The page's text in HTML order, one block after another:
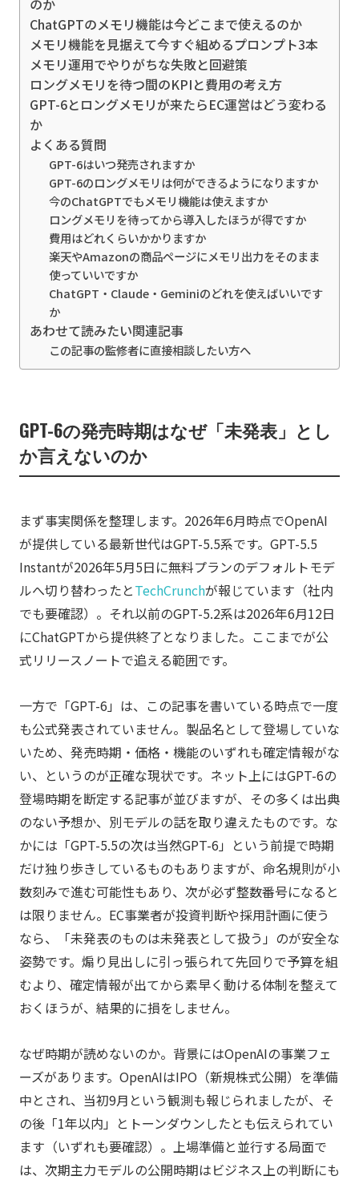
ChatGPTのメモリ機能は今どこまで使えるのか
メモリ機能を見据えて今すぐ組めるプロンプト3本
メモリ運用でやりがちな失敗と回避策
ロングメモリを待つ間のKPIと費用の考え方
GPT-6とロングメモリが来たらEC運営はどう変わる
か
よくある質問
GPT-6はいつ発売されますか
GPT-6のロングメモリは何ができるようになりますか
今のChatGPTでもメモリ機能は使えますか
ロングメモリを待ってから導入したほうが得ですか
費用はどれくらいかかりますか
楽天やAmazonの商品ページにメモリ出力をそのまま
使っていいですか
ChatGPT・Claude・Geminiのどれを使えばいいです
か
あわせて読みたい関連記事
この記事の監修者に直接相談したい方へ
GPT-6の発売時期はなぜ「未発表」とし
か言えないのか
まず事実関係を整理します。2026年6月時点でOpenAI
が提供している最新世代はGPT-5.5系です。GPT-5.5
Instantが2026年5月5日に無料プランのデフォルトモデ
ルへ切り替わったとTechCrunchが報じています（社内
でも要確認）。それ以前のGPT-5.2系は2026年6月12日
にChatGPTから提供終了となりました。ここまでが公
式リリースノートで追える範囲です。
一方で「GPT-6」は、この記事を書いている時点で一度
も公式発表されていません。製品名として登場していな
いため、発売時期・価格・機能のいずれも確定情報がな
い、というのが正確な現状です。ネット上にはGPT-6の
登場時期を断定する記事が並びますが、その多くは出典
のない予想か、別モデルの話を取り違えたものです。な
かには「GPT-5.5の次は当然GPT-6」という前提で時期
だけ独り歩きしているものもありますが、命名規則が小
数刻みで進む可能性もあり、次が必ず整数番号になると
は限りません。EC事業者が投資判断や採用計画に使う
なら、「未発表のものは未発表として扱う」のが安全な
姿勢です。煽り見出しに引っ張られて先回りで予算を組
むより、確定情報が出てから素早く動ける体制を整えて
おくほうが、結果的に損をしません。
なぜ時期が読めないのか。背景にはOpenAIの事業フェ
ーズがあります。OpenAIはIPO（新規株式公開）を準備
中とされ、当初9月という観測も報じられましたが、そ
の後「1年以内」とトーンダウンしたとも伝えられてい
ます（いずれも要確認）。上場準備と並行する局面で
は、次期主力モデルの公開時期はビジネス上の判断にも